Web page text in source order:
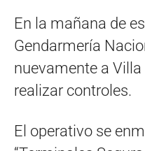
En la mañana de
Gendarmería
nuevamente a
realizar controles.
El operativo se